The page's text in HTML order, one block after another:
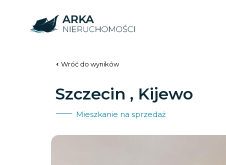
Wróć do wyników
Szczecin , Kijewo
Mieszkanie na sprzedaż